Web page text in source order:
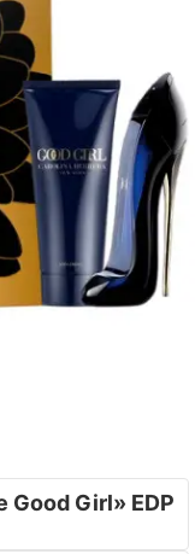
Good Girl» EDP